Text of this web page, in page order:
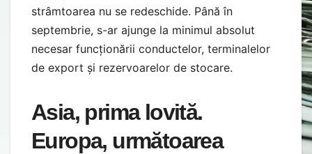
strâmtoarea nu se redeschide. Până în
septembrie, s-ar ajunge la minimul absolut
necesar funcționării conductelor, terminalelor
de export și rezervoarelor de stocare.
Asia, prima lovită.
Europa, următoarea